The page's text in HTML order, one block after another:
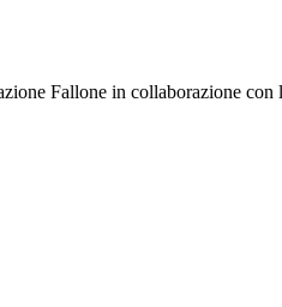
Fallone in collaborazione con